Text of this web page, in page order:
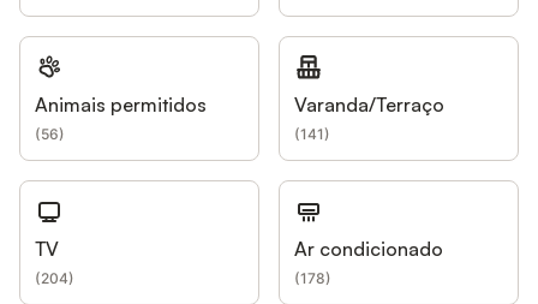
Animais permitidos
(56)
Varanda/Terraço
(141)
TV
(204)
Ar condicionado
(178)